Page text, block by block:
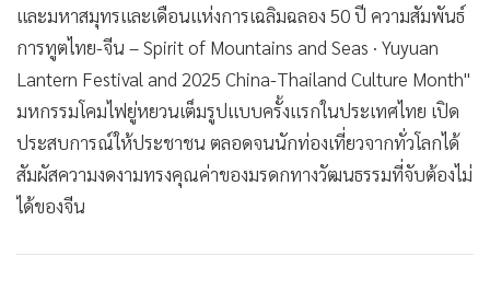
และมหาสมุทรและเดือนแห่งการเฉลิมฉลอง 50 ปี ความสัมพันธ์
การทูตไทย-จีน – Spirit of Mountains and Seas · Yuyuan
Lantern Festival and 2025 China-Thailand Culture Month"
มหกรรมโคมไฟยู่หยวนเต็มรูปแบบครั้งแรกในประเทศไทย เปิด
ประสบการณ์ให้ประชาชน ตลอดจนนักท่องเที่ยวจากทั่วโลกได้
สัมผัสความงดงามทรงคุณค่าของมรดกทางวัฒนธรรมที่จับต้องไม่
ได้ของจีน